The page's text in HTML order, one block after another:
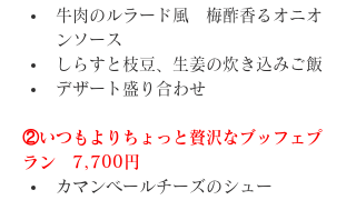
牛肉のルラード風　梅酢香るオニオ
ンソース
しらすと枝豆、生姜の炊き込みご飯
デザート盛り合わせ
②いつもよりちょっと贅沢なブッフェプ
ラン　7,700円
カマンベールチーズのシュー